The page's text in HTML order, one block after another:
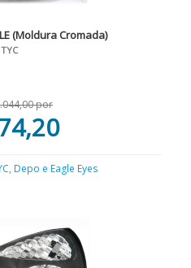
(Moldura Cromada)
TYC
por
Depo e Eagle Eyes